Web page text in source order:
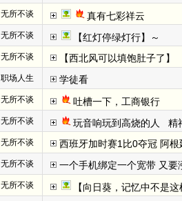
无所不谈 真有七彩祥云
无所不谈 【红灯停绿灯行】～
无所不谈 【西北风可以填饱肚子了】
职场人生 学徒看
无所不谈 吐槽一下，工商银行
无所不谈 玩音响玩到高烧的人   精
无所不谈 西班牙加时赛1比0夺冠 阿
无所不谈 一个手机绑定一个宽带 又要
无所不谈 【向日葵，记忆中不是